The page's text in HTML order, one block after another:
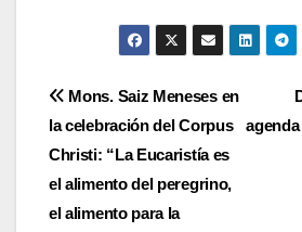
Navegación
de
entradas
Mons. Saiz Meneses en
la celebración del Corpus
Christi: “La Eucaristía es
el alimento del peregrino,
el alimento para la